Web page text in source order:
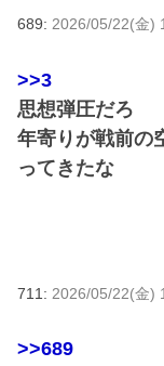
689: 2026/05/22(金)
>>3
思想弾圧だろ
年寄りが戦前の
ってきたな
711: 2026/05/22(金)
>>689